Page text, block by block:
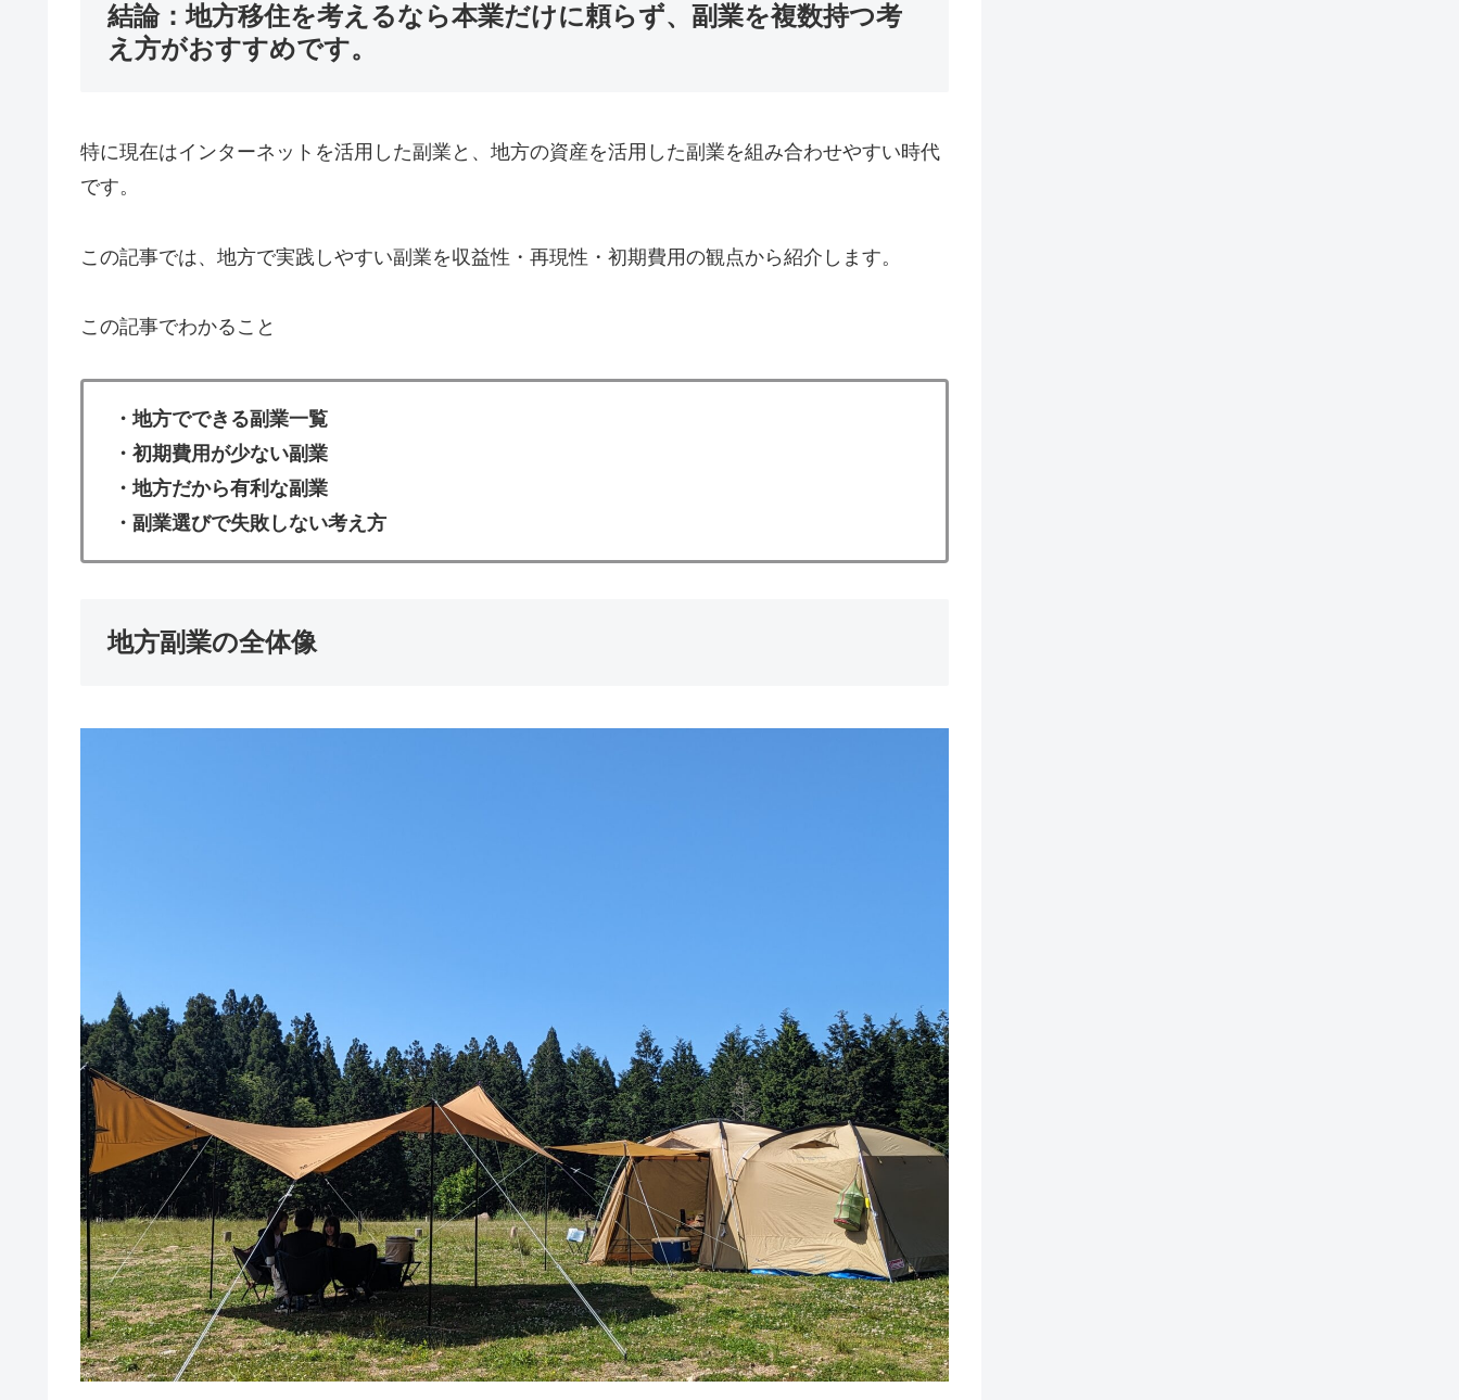
結論：地方移住を考えるなら本業だけに頼らず、副業を複数持つ考
え方がおすすめです。
特に現在はインターネットを活用した副業と、地方の資産を活用した副業を組み合わせやすい時代
です。
この記事では、地方で実践しやすい副業を収益性・再現性・初期費用の観点から紹介します。
この記事でわかること
・地方でできる副業一覧
・初期費用が少ない副業
・地方だから有利な副業
・副業選びで失敗しない考え方
地方副業の全体像